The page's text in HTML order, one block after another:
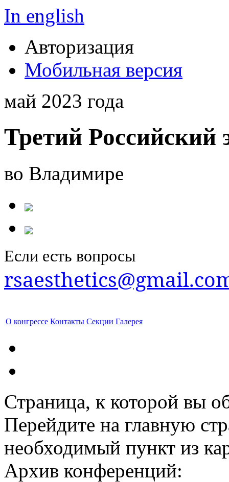
In english
Авторизация
Мобильная версия
май 2023 года
Третий Российский
во Владимире
Если есть вопросы
О конгрессе Контакты Секции Галерея
Страница, к которой вы
Перейдите на главную
необходимый пункт из
Архив конференций: